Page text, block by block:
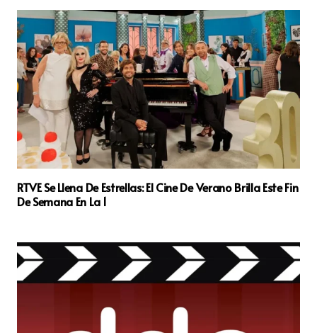
RTVE Se Llena De Estrellas: El Cine De Verano Brilla Este Fin
De Semana En La 1